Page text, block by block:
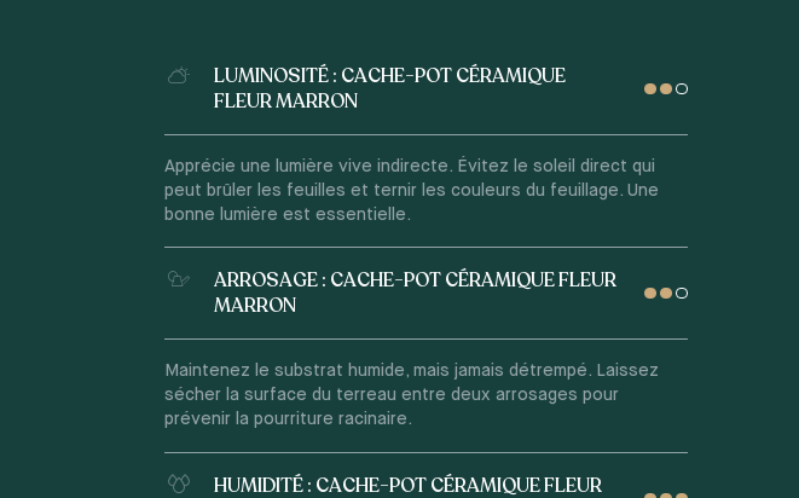
LUMINOSITÉ : CACHE-POT CÉRAMIQUE
FLEUR MARRON
Apprécie une lumière vive indirecte. Évitez le soleil direct qui
peut brûler les feuilles et ternir les couleurs du feuillage. Une
bonne lumière est essentielle.
ARROSAGE : CACHE-POT CÉRAMIQUE FLEUR
MARRON
Maintenez le substrat humide, mais jamais détrempé. Laissez
sécher la surface du terreau entre deux arrosages pour
prévenir la pourriture racinaire.
HUMIDITÉ : CACHE-POT CÉRAMIQUE FLEUR